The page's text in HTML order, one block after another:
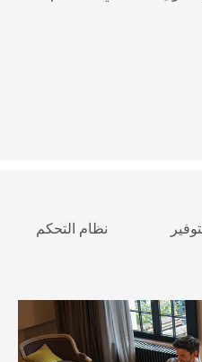
نظام التحكم